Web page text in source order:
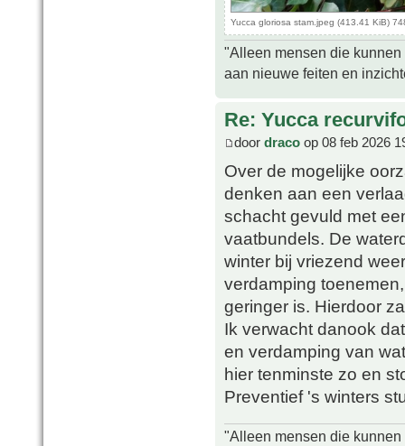
Yucca gloriosa stam.jpeg (413.41 KiB)
"Alleen mensen die
aan nieuwe feiten en
Re: Yucca
door draco op 08 feb 2026
Over de mogelijke
denken aan een
schacht gevuld met
vaatbundels. De
winter bij vriezend
verdamping
geringer is. Hierdoor
Ik verwacht danook
en verdamping van
hier tenminste zo en
Preventief 's winters
"Alleen mensen die